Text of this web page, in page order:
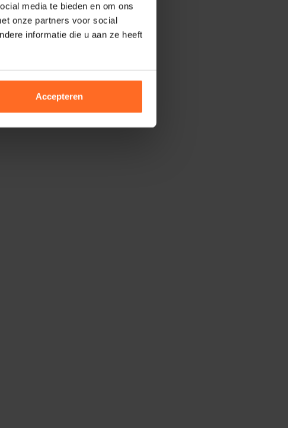
media te bieden en om ons
onze partners voor social
informatie die u aan ze heeft
Accepteren